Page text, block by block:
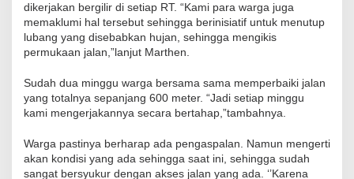
dikerjakan bergilir di setiap RT. “Kami para warga juga
memaklumi hal tersebut sehingga berinisiatif untuk menutup
lubang yang disebabkan hujan, sehingga mengikis
permukaan jalan,”lanjut Marthen.
Sudah dua minggu warga bersama sama memperbaiki jalan
yang totalnya sepanjang 600 meter. “Jadi setiap minggu
kami mengerjakannya secara bertahap,”tambahnya.
Warga pastinya berharap ada pengaspalan. Namun mengerti
akan kondisi yang ada sehingga saat ini, sehingga sudah
sangat bersyukur dengan akses jalan yang ada. ‘’Karena